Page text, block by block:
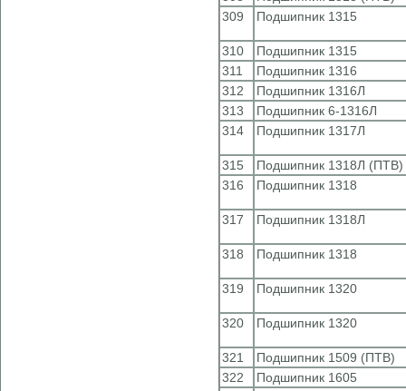
309
Подшипник 1315
310
Подшипник 1315
311
Подшипник 1316
312
Подшипник 1316Л
313
Подшипник 6-1316Л
314
Подшипник 1317Л
315
Подшипник 1318Л (ПТВ)
316
Подшипник 1318
317 Подшипник 1318Л
318 Подшипник 1318
319 Подшипник 1320
320 Подшипник 1320
321
Подшипник 1509 (ПТВ)
322
Подшипник 1605